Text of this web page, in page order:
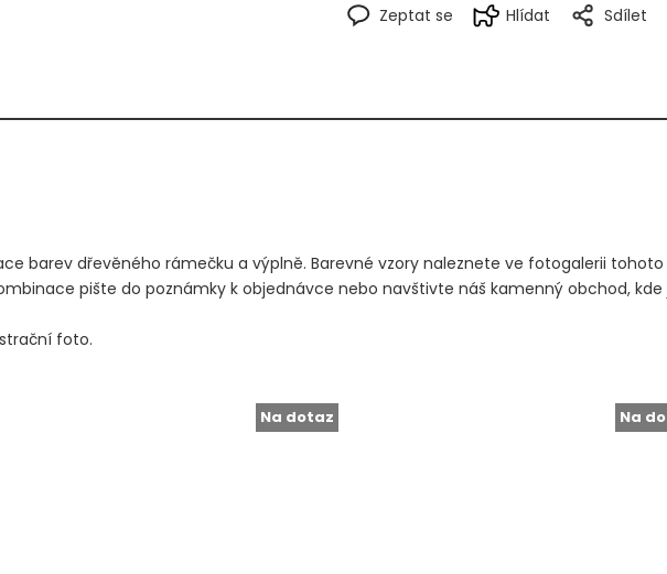
Zeptat se Hlídat Sdílet
barev dřevěného rámečku a výplně. Barevné vzory naleznete ve fotogalerii
pište do poznámky k objednávce nebo navštivte náš kamenný obchod,
foto.
Na dotaz Na